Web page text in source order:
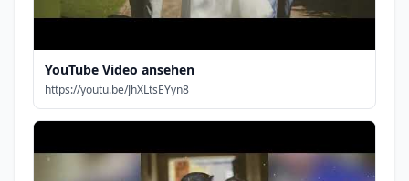
YouTube Video ansehen
https://youtu.be/JhXLtsEYyn8